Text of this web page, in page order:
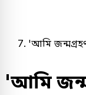
'আমি
'আমি